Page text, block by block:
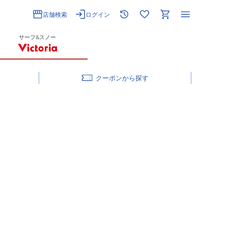
店舗検索 ログイン
サーフ&スノー
クーポン